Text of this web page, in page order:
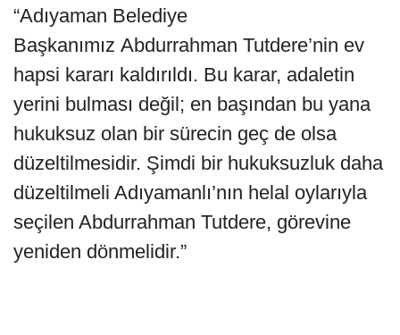
“Adıyaman Belediye
Başkanımız Abdurrahman Tutdere’nin ev
hapsi kararı kaldırıldı. Bu karar, adaletin
yerini bulması değil; en başından bu yana
hukuksuz olan bir sürecin geç de olsa
düzeltilmesidir. Şimdi bir hukuksuzluk daha
düzeltilmeli Adıyamanlı’nın helal oylarıyla
seçilen Abdurrahman Tutdere, görevine
yeniden dönmelidir.”